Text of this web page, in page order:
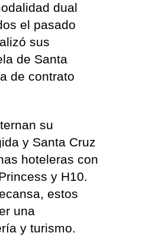
dual
el pasado
sus
de Santa
de contrato
su
y Santa Cruz
hoteleras con
y H10.
estos
una
y turismo.